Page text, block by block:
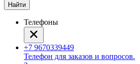
Найти
Телефоны
+7 9670339449
Телефон для заказов и вопросов.